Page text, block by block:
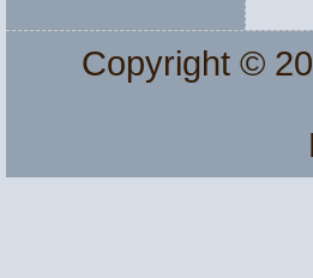
Copyright ©